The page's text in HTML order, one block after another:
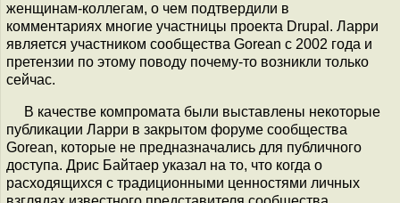
женщинам-коллегам, о чем подтвердили в
комментариях многие участницы проекта Drupal. Ларри
является участником сообщества Gorean с 2002 года и
претензии по этому поводу почему-то возникли только
сейчас.
В качестве компромата были выставлены некоторые
публикации Ларри в закрытом форуме сообщества
Gorean, которые не предназначались для публичного
доступа. Дрис Байтаер указал на то, что когда о
расходящихся с традиционными ценностями личных